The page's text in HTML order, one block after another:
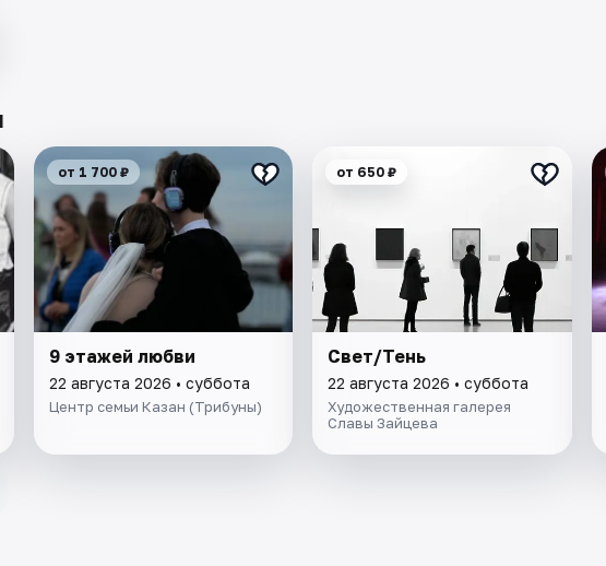
от 1 700 ₽
9 этажей любви
22 августа 2026 • суббота
Центр семьи Казан (Трибуны)
от 650 ₽
Свет/Тень
22 августа 2026 • суббота
Художественная галерея
Славы Зайцева